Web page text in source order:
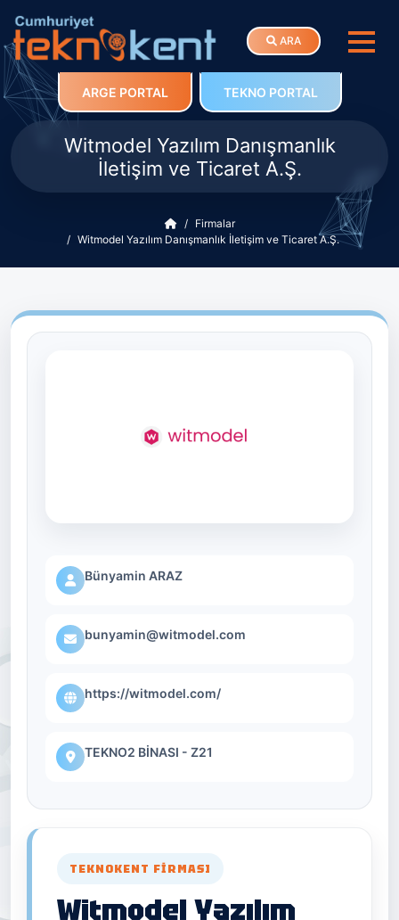
ARA
ARGE PORTAL TEKNO PORTAL
Witmodel Yazılım Danışmanlık
İletişim ve Ticaret A.Ş.
Firmalar
Witmodel Yazılım Danışmanlık İletişim ve Ticaret A.Ş.
Bünyamin ARAZ
bunyamin@witmodel.com
https://witmodel.com/
TEKNO2 BİNASI - Z21
TEKNOKENT FIRMASI
Witmodel Yazılım